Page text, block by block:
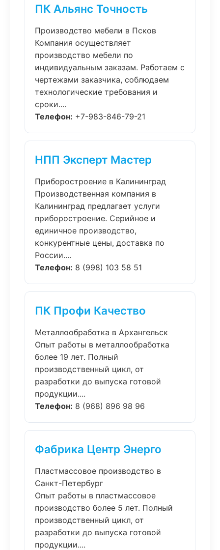
ПК Альянс Точность
Производство мебели в Псков
Компания осуществляет
производство мебели по
индивидуальным заказам. Работаем с
чертежами заказчика, соблюдаем
технологические требования и
сроки....
Телефон: +7-983-846-79-21
НПП Эксперт Мастер
Приборостроение в Калининград
Производственная компания в
Калининград предлагает услуги
приборостроение. Серийное и
единичное производство,
конкурентные цены, доставка по
России....
Телефон: 8 (998) 103 58 51
ПК Профи Качество
Металлообработка в Архангельск
Опыт работы в металлообработка
более 19 лет. Полный
производственный цикл, от
разработки до выпуска готовой
продукции....
Телефон: 8 (968) 896 98 96
Фабрика Центр Энерго
Пластмассовое производство в
Санкт-Петербург
Опыт работы в пластмассовое
производство более 5 лет. Полный
производственный цикл, от
разработки до выпуска готовой
продукции....